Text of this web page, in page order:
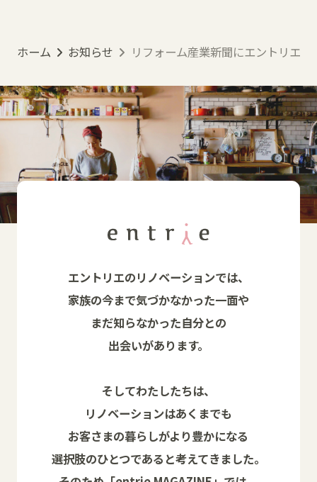
ホーム お知らせ リフォーム産業新聞にエントリエ
エントリエのリノベーションでは、
家族の今まで気づかなかった一面や
まだ知らなかった自分との
出会いがあります。
そしてわたしたちは、
リノベーションはあくまでも
お客さまの暮らしがより豊かになる
選択肢のひとつであると考えてきました。